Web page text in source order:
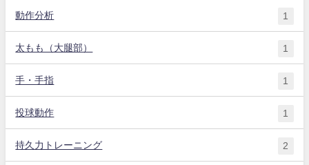
動作分析 1
太もも（大腿部） 1
手・手指 1
投球動作 1
持久力トレーニング 2